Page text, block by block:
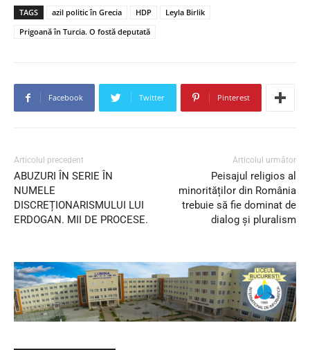
TAGS azil politic în Grecia HDP
Leyla Birlik
Prigoană în Turcia. O fostă deputată
Facebook Twitter Pinterest
Articolul precedent
ABUZURI ÎN SERIE ÎN
NUMELE
DISCREȚIONARISMULUI LUI
ERDOGAN. MII DE PROCESE.
Articolul următor
Peisajul religios al
minorităților din România
trebuie să fie dominat de
dialog şi pluralism